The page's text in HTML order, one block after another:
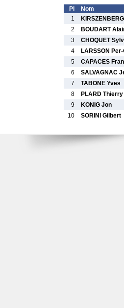
Pl Nom
1
2
BOUDART
3
CHOQUET
4
LARSSON
5
CAPACES
6
SALVAGNAC
7
TABONE Yves
8
PLARD Thierry
9
KONIG Jon
10
SORINI Gilbert